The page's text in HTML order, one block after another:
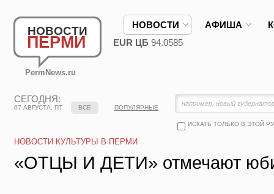
НОВОСТИ
ПЕРМИ
PermNews.ru
НОВОСТИ АФИША
EUR ЦБ 94.0585
СЕГОДНЯ:
07 АВГУСТА, ПТ
ИСКАТЬ ТОЛЬКО В ЭТОЙ
ВСЕ ПОПУЛЯРНЫЕ
НОВОСТИ КУЛЬТУРЫ В ПЕРМИ
«ОТЦЫ И ДЕТИ» отмечают